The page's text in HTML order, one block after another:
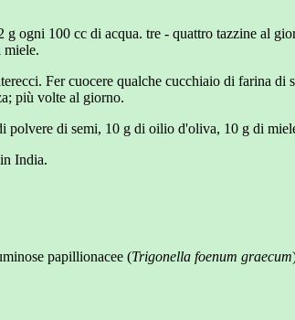
g ogni 100 cc di acqua. tre - quattro tazzine al
miele.
Fer cuocere qualche cucchiaio di farina di
più volte al giorno.
polvere di semi, 10 g di oilio d'oliva, 10 g di
India.
papillionacee (Trigonella foenum graecum